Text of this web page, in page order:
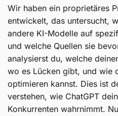
Wir haben ein proprietäres
entwickelt, das untersucht,
andere KI-Modelle auf
und welche Quellen sie
analysierst du, welche
wo es Lücken gibt, und wie
optimieren kannst. Dies ist
verstehen, wie ChatGPT
Konkurrenten wahrnimmt.